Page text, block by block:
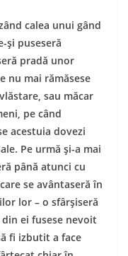
calea unui gând
şi puseseră
pradă unor
nu mai rămăsese
sau măcar
pe când
acestuia dovezi
Pe urmă şi-a mai
până atunci cu
se avântaseră în
lor – o sfârşiseră
ei fusese nevoit
fi izbutit a face